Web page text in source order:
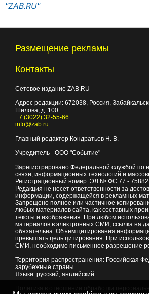
"ZAB.RU"
Размещение рекламы
Контакты
Сетевое издание ZAB.RU
Адрес редакции: 672038, Россия,
Шилова, д. 100
+7 (3022) 32-55-66
info@zab.ru
Главный редактор Кондратьев Н. В.
Учредитель - ООО "Событие"
Зарегистрировано Федеральной службой по
связи, информационных технологий и
Регистрационный номер: ЭЛ № ФС 77 - 75882
Редакция не несет ответственности за
информации, содержащейся в рекламных
Запрещено полное или частичное
любых материалов сайта, как составных
тексты и изображения. При любом
материалов в электронных СМИ, ссылка на
обязательна. Объем цитирования
превышать цель цитирования. При
СМИ, необходимо письменное разрешение
Территория распространения: Российская
зарубежные страны
Языки: русский, английский